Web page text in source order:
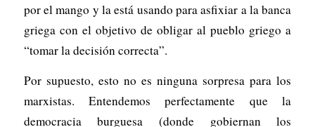
por el mango y la está usando para asfixiar a la banca
griega con el objetivo de obligar al pueblo griego a
“tomar la decisión correcta”.
Por supuesto, esto no es ninguna sorpresa para los
marxistas. Entendemos perfectamente que la
democracia burguesa (donde gobiernan los